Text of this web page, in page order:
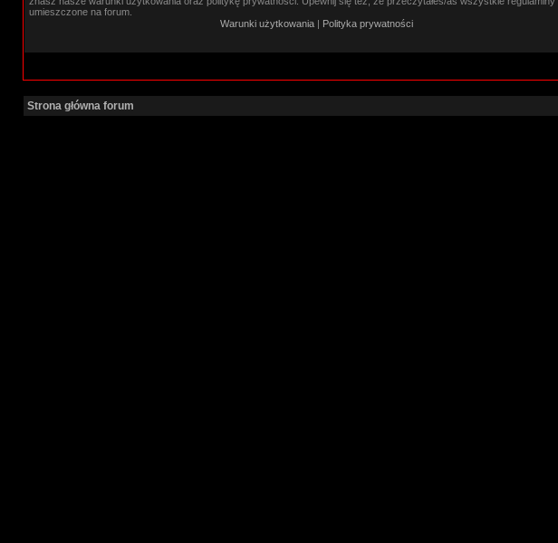
umieszczone na forum.
Warunki użytkowania| Polityka prywatności
Strona główna forum